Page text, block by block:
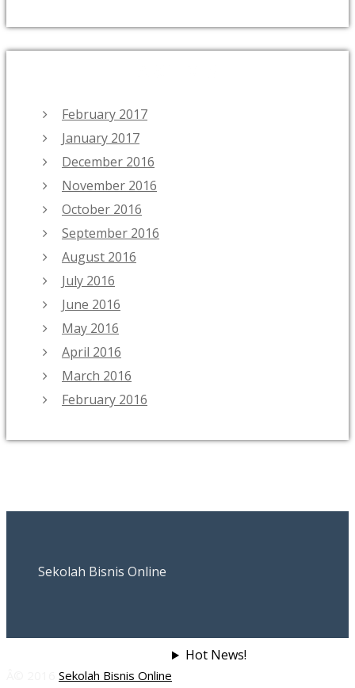
February 2017
January 2017
December 2016
November 2016
October 2016
September 2016
August 2016
July 2016
June 2016
May 2016
April 2016
March 2016
February 2016
Sekolah Bisnis Online
Sekolah Bisnis Online
Hot News!